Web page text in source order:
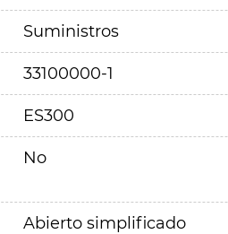
Suministros
33100000-1
ES300
No
Abierto simplificado